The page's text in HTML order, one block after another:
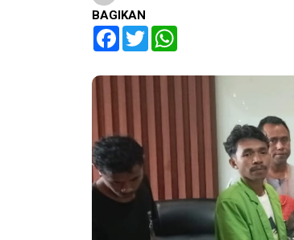
BAGIKAN
Facebook
Twitter